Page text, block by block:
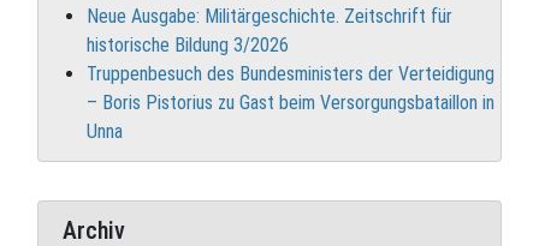
Neue Ausgabe: Militärgeschichte. Zeitschrift für
historische Bildung 3/2026
Truppenbesuch des Bundesministers der Verteidigung
– Boris Pistorius zu Gast beim Versorgungsbataillon in
Unna
Archiv